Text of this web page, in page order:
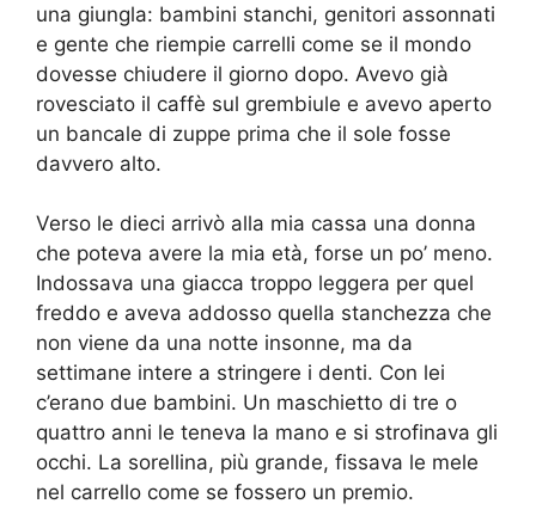
una giungla: bambini stanchi, genitori assonnati
e gente che riempie carrelli come se il mondo
dovesse chiudere il giorno dopo. Avevo già
rovesciato il caffè sul grembiule e avevo aperto
un bancale di zuppe prima che il sole fosse
davvero alto.
Verso le dieci arrivò alla mia cassa una donna
che poteva avere la mia età, forse un po’ meno.
Indossava una giacca troppo leggera per quel
freddo e aveva addosso quella stanchezza che
non viene da una notte insonne, ma da
settimane intere a stringere i denti. Con lei
c’erano due bambini. Un maschietto di tre o
quattro anni le teneva la mano e si strofinava gli
occhi. La sorellina, più grande, fissava le mele
nel carrello come se fossero un premio.